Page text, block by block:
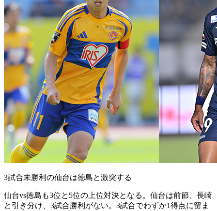
3試合未勝利の仙台は徳島と激突する
仙台vs徳島も3位と5位の上位対決となる。仙台は前節、長崎
と引き分け、3試合勝利がない。3試合でわずか1得点に留ま